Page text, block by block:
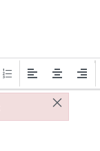
×